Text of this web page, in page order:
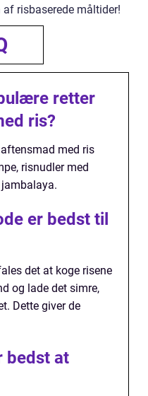
risbaserede måltider!
retter
ris?
med ris
risnudler med
er bedst til
det at koge risene
og lade det simre,
Dette giver de
bedst at